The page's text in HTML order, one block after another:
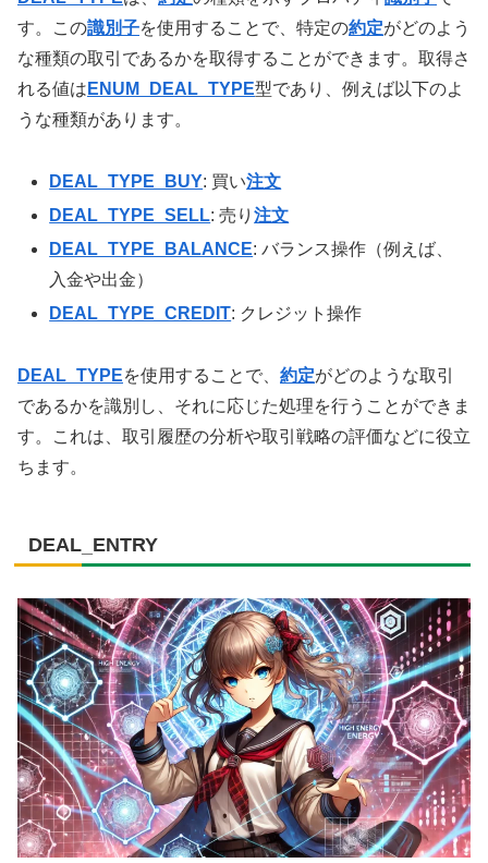
す。この識別子を使用することで、特定の約定がどのよう
な種類の取引であるかを取得することができます。取得さ
れる値は ENUM_DEAL_TYPE型であり、例えば以下のよ
うな種類があります。
DEAL_TYPE_BUY: 買い注文
DEAL_TYPE_SELL: 売り注文
DEAL_TYPE_BALANCE: バランス操作（例えば、
入金や出金）
DEAL_TYPE_CREDIT: クレジット操作
DEAL_TYPEを使用することで、 約定がどのような取引
であるかを識別し、それに応じた処理を行うことができま
す。これは、取引履歴の分析や取引戦略の評価などに役立
ちます。
DEAL_ENTRY